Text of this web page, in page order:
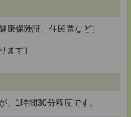
康保険証、住民票など）
ます）
、1時間30分程度です。